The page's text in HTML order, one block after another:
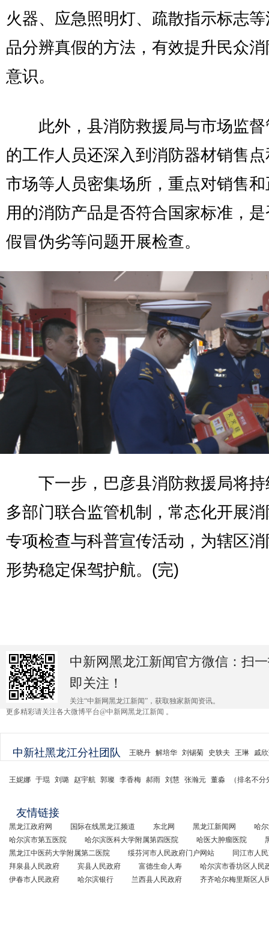
火器、应急照明灯、疏散指示标志
品分辨真假的方法，有效提升民众
意识。
此外，县消防救援局与市场监督
的工作人员还深入到消防器材销售
市场等人员密集场所，重点对销售
用的消防产品是否符合国家标准，
假冒伪劣等问题开展检查。
下一步，巴彦县消防救援局将持
多部门联合监管机制，常态化开展
专项检查与科普宣传活动，为辖区
形势稳定保驾护航。(完)
中新网黑龙江新闻官方微信：扫
即关注！
关注“中新网黑龙江新闻”，获取独家新闻资讯。
更多精彩请关注各大微博平台@中新网黑龙江新闻 。
中新社黑龙江分社团队 王晓丹 解培华 刘锡菊 史轶夫 王琳 戚
王妮娜 于琨 刘璐 赵宇航 郭璨 李香梅 郝雨 刘慧 张瀚元 董淼 （排名不
友情链接
黑龙江政府网 国际在线黑龙江频道 东北网 黑龙江新闻网
哈
哈尔滨市第五医院
哈尔滨医科大学附属第四医院 哈医大肿瘤医院
黑龙江中医药大学附属第二医院
绥芬河市人民政府门户网站
同江市人
拜泉县人民政府
宾县人民政府 富德生命人寿
哈尔滨市香坊区人民
伊春市人民政府
哈尔滨银行 兰西县人民政府 齐齐哈尔梅里斯区人